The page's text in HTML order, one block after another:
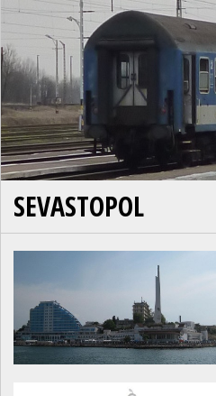
SEVASTOPOL